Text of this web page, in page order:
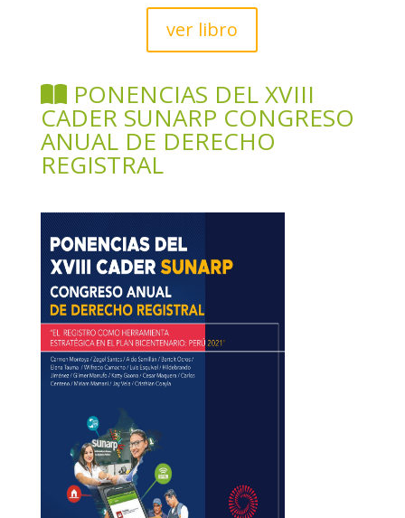
ver libro
PONENCIAS DEL XVIII
CADER SUNARP CONGRESO
ANUAL DE DERECHO
REGISTRAL